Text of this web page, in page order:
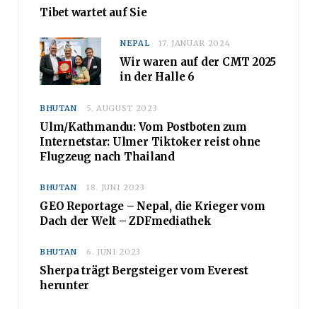
Tibet wartet auf Sie
NEPAL 17. JANUAR 2024
Wir waren auf der CMT 2025
in der Halle 6
BHUTAN 5. AUGUST 2023
Ulm/Kathmandu: Vom Postboten zum
Internetstar: Ulmer Tiktoker reist ohne
Flugzeug nach Thailand
BHUTAN 18. JUNI 2023
GEO Reportage – Nepal, die Krieger vom
Dach der Welt – ZDFmediathek
BHUTAN 6. JUNI 2023
Sherpa trägt Bergsteiger vom Everest
herunter